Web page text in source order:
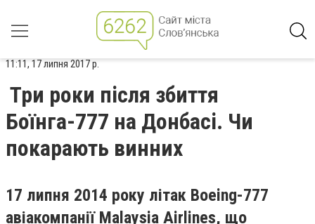
11:11, 17 липня 2017 р.
Три роки після збиття
Боїнга-777 на Донбасі. Чи
покарають винних
17 липня 2014 року літак Boeing-777
авіакомпанії Malaysia Airlines, що